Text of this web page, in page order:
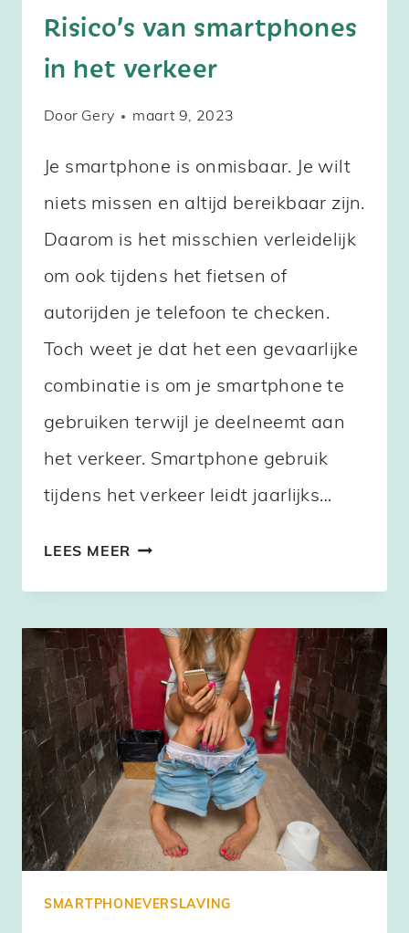
Risico’s van smartphones
in het verkeer
Door Gery maart 9, 2023
Je smartphone is onmisbaar. Je wilt
niets missen en altijd bereikbaar zijn.
Daarom is het misschien verleidelijk
om ook tijdens het fietsen of
autorijden je telefoon te checken.
Toch weet je dat het een gevaarlijke
combinatie is om je smartphone te
gebruiken terwijl je deelneemt aan
het verkeer. Smartphone gebruik
tijdens het verkeer leidt jaarlijks…
LEES MEER RISICO’S
VERKEER
SMARTPHONEVERSLAVING